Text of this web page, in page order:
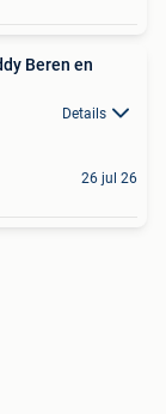
Beren en
Details
26 jul 26